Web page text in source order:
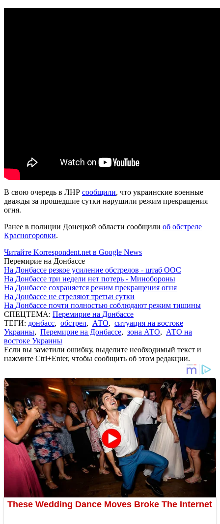
В свою очередь в ЛНР сообщили, что украинские военные
дважды за прошедшие сутки нарушили режим прекращения
огня.
Ранее в полиции Донецкой области сообщили об обстреле
Красногоровки.
Читайте Korrespondent.net в Google News
Перемирие на Донбассе
На Донбассе резкое усиление обстрелов - штаб ООС
На Донбассе три недели нет потерь - Минобороны
На Донбассе сохраняется режим прекращения огня
На Донбассе не стреляют третьи сутки
На Донбассе почти полностью соблюдают режим тишины
СПЕЦТЕМА: Перемирие на Донбассе
ТЕГИ: донбасс, обстрел, АТО, ситуация на востоке
Украины, Перемирие на Донбассе, зона АТО, АТО на
востоке Украины
Если вы заметили ошибку, выделите необходимый текст и
нажмите Ctrl+Enter, чтобы сообщить об этом редакции.